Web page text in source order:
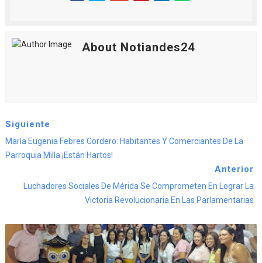
About Notiandes24
Siguiente
María Eugenia Febres Cordero: Habitantes Y Comerciantes De La
Parroquia Milla ¡Están Hartos!
Anterior
Luchadores Sociales De Mérida Se Comprometen En Lograr La
Victoria Revolucionaria En Las Parlamentarias